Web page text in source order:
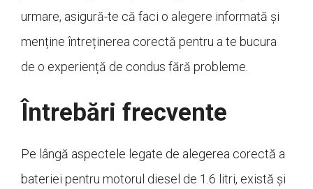
urmare, asigură-te că faci o alegere informată și
menține întreținerea corectă pentru a te bucura
de o experiență de condus fără probleme.
Întrebări frecvente
Pe lângă aspectele legate de alegerea corectă a
bateriei pentru motorul diesel de 1.6 litri, există și